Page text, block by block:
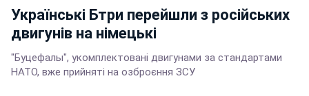
Українські Бтри перейшли з російських
двигунів на німецькі
"Буцефалы", укомплектовані двигунами за стандартами
НАТО, вже прийняті на озброєння ЗСУ